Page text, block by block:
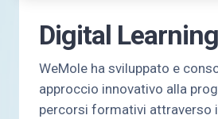
Digital Learning
WeMole ha sviluppato e
approccio innovativo alla
percorsi formativi attraverso